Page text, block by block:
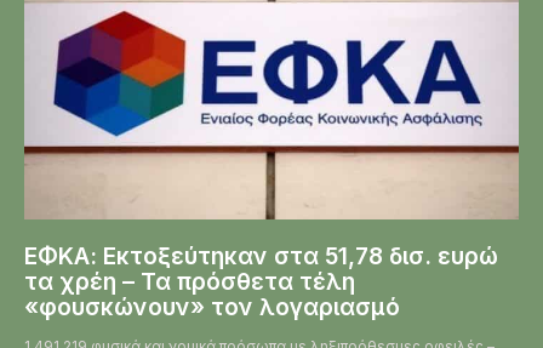
ΕΦΚΑ: Εκτοξεύτηκαν στα 51,78 δισ. ευρώ
τα χρέη – Τα πρόσθετα τέλη
«φουσκώνουν» τον λογαριασμό